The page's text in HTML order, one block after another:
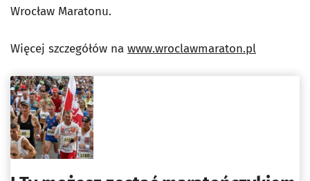
Wrocław Maratonu.
Więcej szczegółów na www.wroclawmaraton.pl